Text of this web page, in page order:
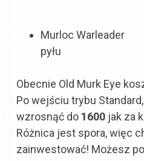
Murloc Warleader
pyłu
Obecnie Old Murk Eye
Po wejściu trybu
wzrosnąć do 1600 jak za
Różnica jest spora, więc
zainwestować! Możesz